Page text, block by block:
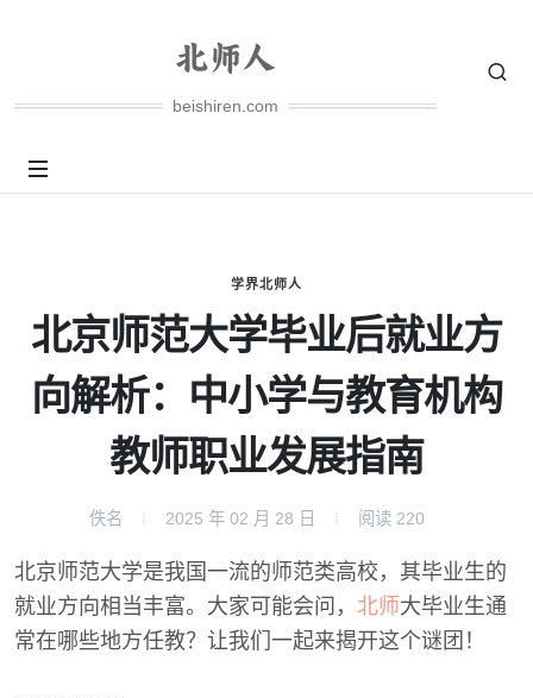
beishiren.com
学界北师人
北京师范大学毕业后就业方
向解析：中小学与教育机构
教师职业发展指南
佚名 2025 年 02 月 28 日 阅读 220
北京师范大学是我国一流的师范类高校，其毕业生的
就业方向相当丰富。大家可能会问， 北师大毕业生通
常在哪些地方任教？让我们一起来揭开这个谜团！